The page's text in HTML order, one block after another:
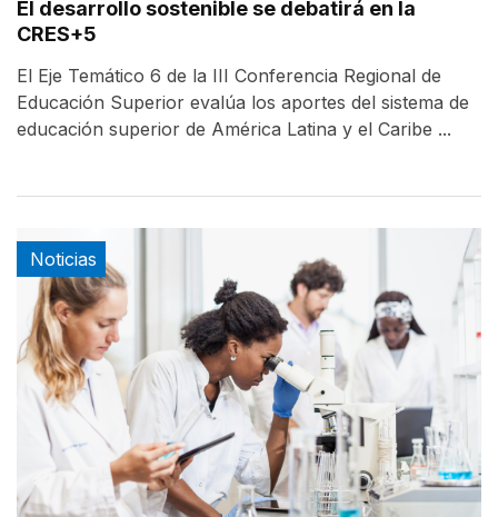
El desarrollo sostenible se debatirá en la
CRES+5
El Eje Temático 6 de la III Conferencia Regional de
Educación Superior evalúa los aportes del sistema de
educación superior de América Latina y el Caribe ...
Noticias